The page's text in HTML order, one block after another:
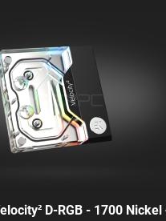
D-RGB - 1700